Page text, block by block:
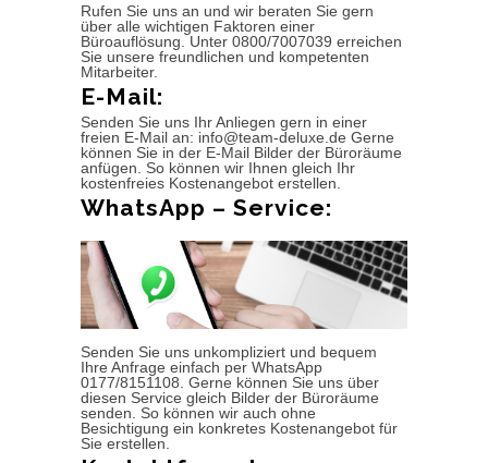
Rufen Sie uns an und wir beraten Sie gern
über alle wichtigen Faktoren einer
Büroauflösung. Unter 0800/7007039 erreichen
Sie unsere freundlichen und kompetenten
Mitarbeiter.
E-Mail:
Senden Sie uns Ihr Anliegen gern in einer
freien E-Mail an: info@team-deluxe.de Gerne
können Sie in der E-Mail Bilder der Büroräume
anfügen. So können wir Ihnen gleich Ihr
kostenfreies Kostenangebot erstellen.
WhatsApp – Service:
Senden Sie uns unkompliziert und bequem
Ihre Anfrage einfach per WhatsApp
0177/8151108. Gerne können Sie uns über
diesen Service gleich Bilder der Büroräume
senden. So können wir auch ohne
Besichtigung ein konkretes Kostenangebot für
Sie erstellen.